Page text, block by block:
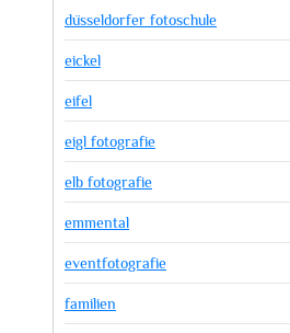
düsseldorfer fotoschule
eickel
eifel
eigl fotografie
elb fotografie
emmental
eventfotografie
familien